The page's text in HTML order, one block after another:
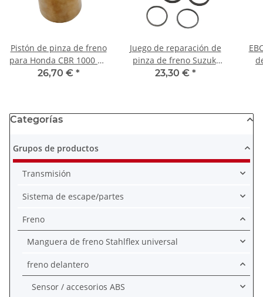
Pistón de pinza de freno
para Honda CBR 1000 GL
1500 XRV 650 XL 600 NX
26,70 € *
Juego de reparación de
pinza de freno Suzuki
DR 350 650 DR-Z 400
23,30 € *
Categorías
Grupos de productos
Transmisión
Sistema de escape/partes
Freno
Manguera de freno Stahlflex universal
freno delantero
Sensor / accesorios ABS